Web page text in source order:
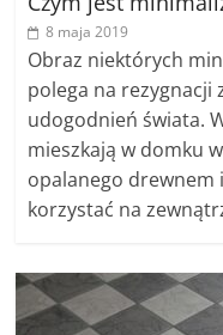
8 maja 2019
Obraz niektórych
polega na rezygnacji
udogodnień świata.
mieszkają w domku
opalanego drewnem
korzystać na